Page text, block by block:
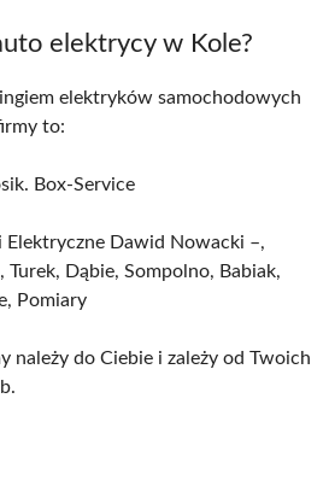
elektrycy w Kole?
elektryków samochodowych
to:
Box-Service
Elektryczne Dawid Nowacki –,
Turek, Dąbie, Sompolno, Babiak,
Pomiary
należy do Ciebie i zależy od Twoich